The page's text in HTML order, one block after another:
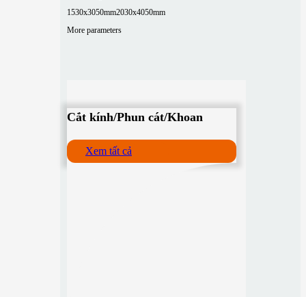
1530x3050mm2030x4050mm
More parameters
Cắt kính/Phun cát/Khoan
Xem tất cả